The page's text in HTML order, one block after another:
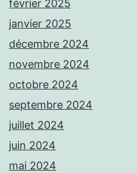
février 2025
janvier 2025
décembre 2024
novembre 2024
octobre 2024
septembre 2024
juillet 2024
juin 2024
mai 2024